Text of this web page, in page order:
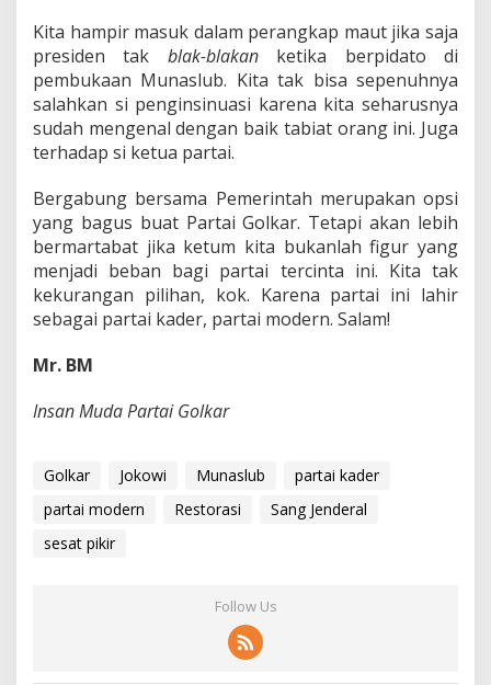
Kita hampir masuk dalam perangkap maut jika saja
presiden tak blak-blakanketika berpidato di
pembukaan Munaslub. Kita tak bisa sepenuhnya
salahkan si penginsinuasi karena kita seharusnya
sudah mengenal dengan baik tabiat orang ini. Juga
terhadap si ketua partai.
Bergabung bersama Pemerintah merupakan opsi
yang bagus buat Partai Golkar. Tetapi akan lebih
bermartabat jika ketum kita bukanlah figur yang
menjadi beban bagi partai tercinta ini. Kita tak
kekurangan pilihan, kok. Karena partai ini lahir
sebagai partai kader, partai modern. Salam!
Mr. BM
Insan Muda Partai Golkar
Golkar Jokowi Munaslub
partai kader
partai modern
Restorasi
Sang Jenderal
sesat pikir
Follow Us